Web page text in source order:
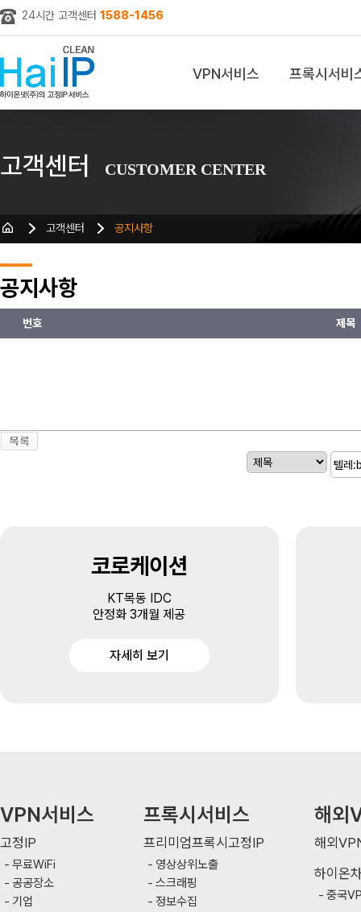
24시간 고객센터 1588-1456
VPN서비스 프록시서비
고객센터 CUSTOMER CENTER
고객센터 공지사항
공지사항
번호 제목
코로케이션
KT목동 IDC
안정화 3개월 제공
자세히 보기
VPN서비스
고정IP
무료WiFi
공공장소
기업
프록시서비스
프리미엄프록시고정IP
영상상위노출
스크래핑
정보수집
해외
해외
하이온
중국